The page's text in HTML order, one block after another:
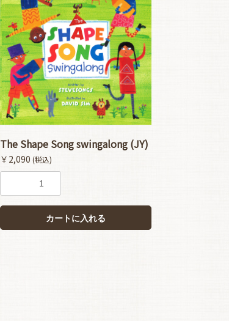
The Shape Song swingalong (JY)
￥2,090 (税込)
カートに入れる